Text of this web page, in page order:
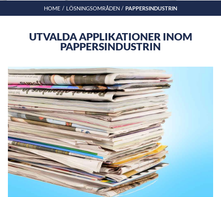
HOME LÖSNINGSOMRÅDEN PAPPERSINDUSTRIN
UTVALDA APPLIKATIONER INOM
PAPPERSINDUSTRIN